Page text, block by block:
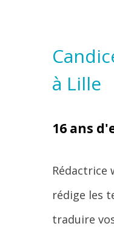
à Lille
16 ans
Rédactrice
rédige les
traduire